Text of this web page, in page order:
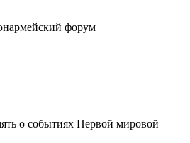
форум
о событиях Первой мировой